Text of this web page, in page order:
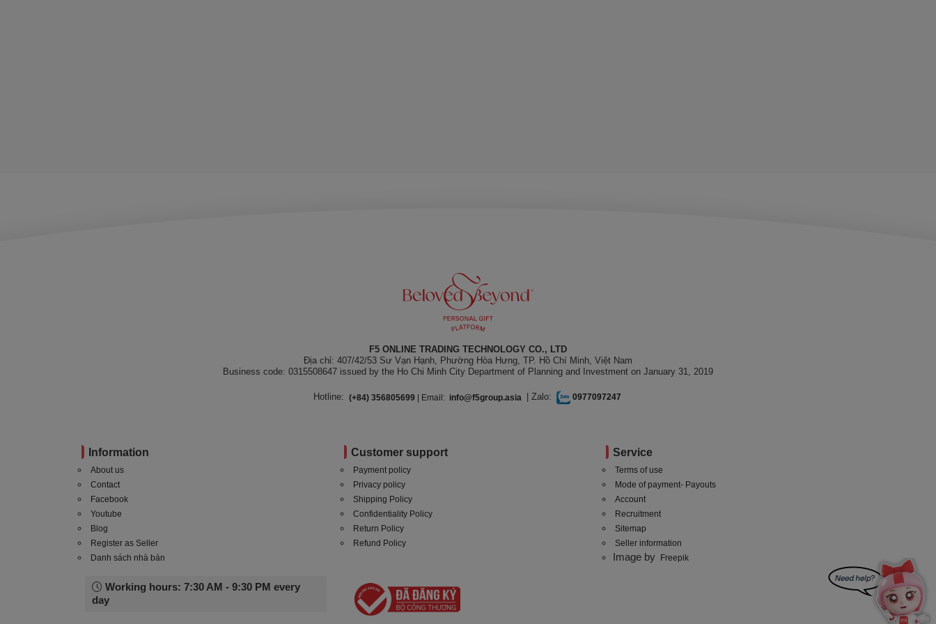
F5 ONLINE TRADING TECHNOLOGY CO., LTD
Địa chỉ: 407/42/53 Sư Vạn Hạnh, Phường Hòa Hưng, TP. Hồ Chí Minh, Việt Nam
Business code: 0315508647 issued by the Ho Chi Minh City Department of Planning and Investment on January 31, 2019
Hotline: (+84) 356805699| Email: info@f5group.asia | Zalo: 0977097247
Information
About us
Contact
Facebook
Youtube
Blog
Register as Seller
Danh sách nhà bán
Customer support
Payment policy
Privacy policy
Shipping Policy
Confidentiality Policy
Return Policy
Refund Policy
Service
Terms of use
Mode of payment- Payouts
Account
Recruitment
Sitemap
Seller information
Image by Freepik
Working hours: 7:30 AM - 9:30 PM every
day